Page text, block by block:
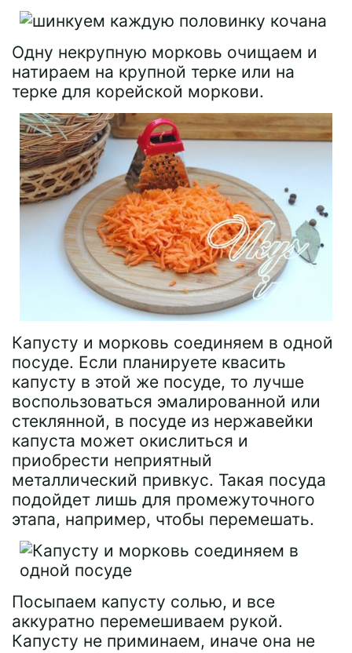
Одну некрупную морковь очищаем и
натираем на крупной терке или на
терке для корейской моркови.
Капусту и морковь соединяем в одной
посуде. Если планируете квасить
капусту в этой же посуде, то лучше
воспользоваться эмалированной или
стеклянной, в посуде из нержавейки
капуста может окислиться и
приобрести неприятный
металлический привкус. Такая посуда
подойдет лишь для промежуточного
этапа, например, чтобы перемешать.
Посыпаем капусту солью, и все
аккуратно перемешиваем рукой.
Капусту не приминаем, иначе она не